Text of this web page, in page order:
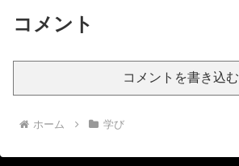
コメント
コメントを書き込む
ホーム 学び